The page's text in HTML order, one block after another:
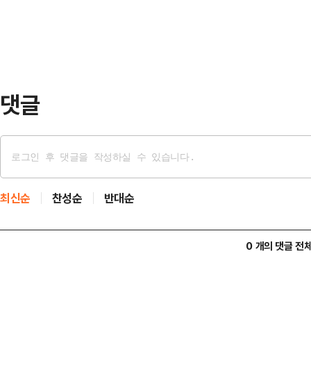
댓글
최신순 찬성순 반대순
0 개의 댓글 전